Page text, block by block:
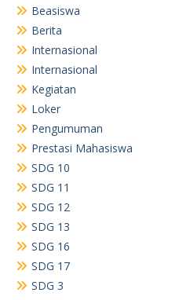
Beasiswa
Berita
Internasional
Internasional
Kegiatan
Loker
Pengumuman
Prestasi Mahasiswa
SDG 10
SDG 11
SDG 12
SDG 13
SDG 16
SDG 17
SDG 3